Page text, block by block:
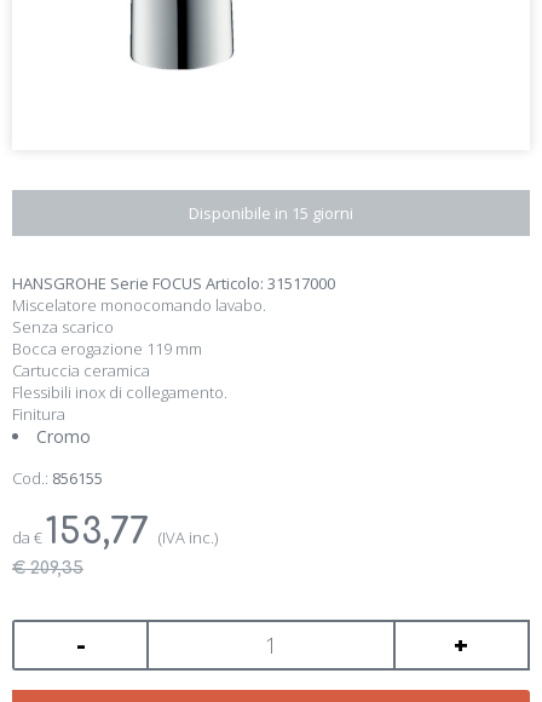
Disponibile in 15 giorni
HANSGROHE Serie FOCUS Articolo: 31517000
Miscelatore monocomando lavabo.
Senza scarico
Bocca erogazione 119 mm
Cartuccia ceramica
Flessibili inox di collegamento.
Finitura
Cromo
Cod.: 856155
da €153,77 (IVA inc.)
€ 209,35
- +